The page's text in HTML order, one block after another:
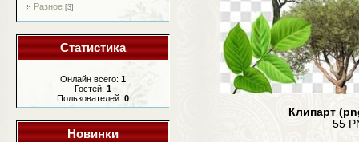
Разное [3]
Статистика
Онлайн всего: 1
Гостей: 1
Пользователей: 0
Новинки
Клипарт
55